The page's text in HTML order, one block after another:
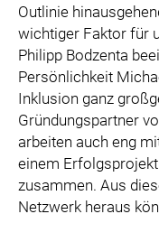
Outlinie
wichtiger Faktor für
Philipp Bodzenta
Persönlichkeit
Inklusion ganz
Gründungspartner
arbeiten auch eng
einem
zusammen. Aus
Netzwerk heraus